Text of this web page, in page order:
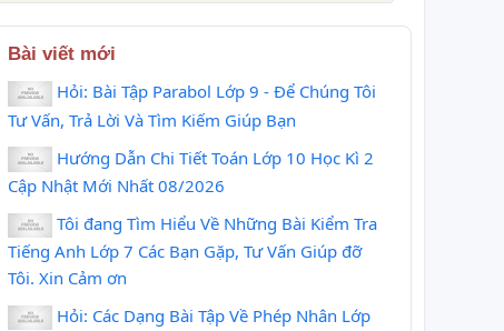
Bài viết mới
Hỏi: Bài Tập Parabol Lớp 9 - Để Chúng Tôi
Tư Vấn, Trả Lời Và Tìm Kiếm Giúp Bạn
Hướng Dẫn Chi Tiết Toán Lớp 10 Học Kì 2
Cập Nhật Mới Nhất 08/2026
Tôi đang Tìm Hiểu Về Những Bài Kiểm Tra
Tiếng Anh Lớp 7 Các Bạn Gặp, Tư Vấn Giúp đỡ
Tôi. Xin Cảm ơn
Hỏi: Các Dạng Bài Tập Về Phép Nhân Lớp